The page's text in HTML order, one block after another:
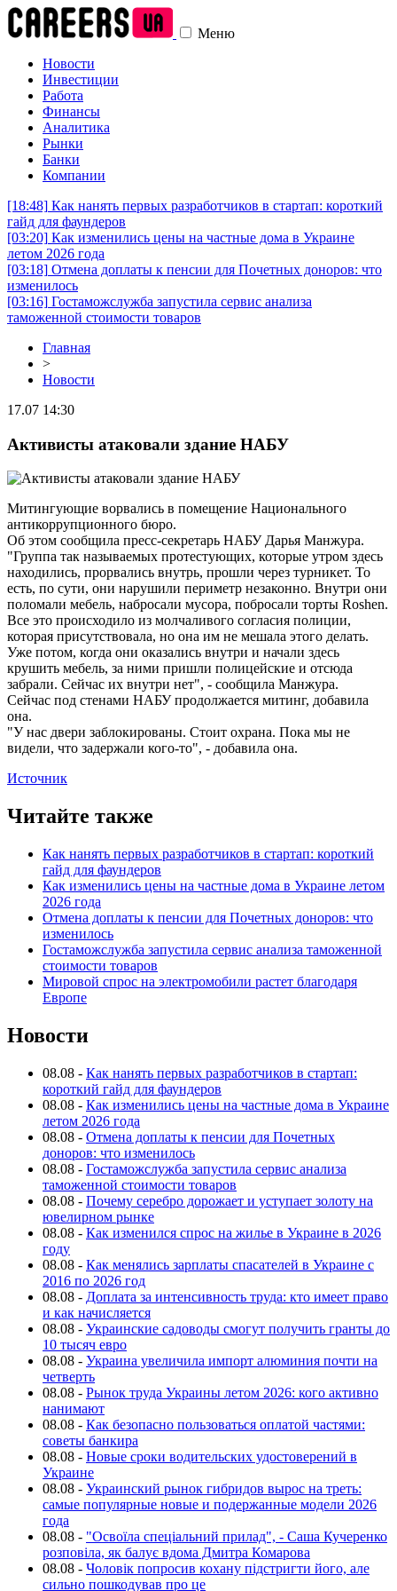
Меню
Новости
Инвестиции
Работа
Финансы
Аналитика
Рынки
Банки
Компании
[18:48] Как нанять первых разработчиков в стартап: короткий
гайд для фаундеров
[03:20] Как изменились цены на частные дома в Украине
летом 2026 года
[03:18] Отмена доплаты к пенсии для Почетных доноров: что
изменилось
[03:16] Гостаможслужба запустила сервис анализа
таможенной стоимости товаров
Главная
>
Новости
17.07 14:30
Активисты атаковали здание НАБУ
Митингующие ворвались в помещение Национального
антикоррупционного бюро.
Об этом сообщила пресс-секретарь НАБУ Дарья Манжура.
"Группа так называемых протестующих, которые утром здесь
находились, прорвались внутрь, прошли через турникет. То
есть, по сути, они нарушили периметр незаконно. Внутри они
поломали мебель, набросали мусора, побросали торты Roshen.
Все это происходило из молчаливого согласия полиции,
которая присутствовала, но она им не мешала этого делать.
Уже потом, когда они оказались внутри и начали здесь
крушить мебель, за ними пришли полицейские и отсюда
забрали. Сейчас их внутри нет", - сообщила Манжура.
Сейчас под стенами НАБУ продолжается митинг, добавила
она.
"У нас двери заблокированы. Стоит охрана. Пока мы не
видели, что задержали кого-то", - добавила она.
Источник
Читайте также
Как нанять первых разработчиков в стартап: короткий
гайд для фаундеров
Как изменились цены на частные дома в Украине летом
2026 года
Отмена доплаты к пенсии для Почетных доноров: что
изменилось
Гостаможслужба запустила сервис анализа таможенной
стоимости товаров
Мировой спрос на электромобили растет благодаря
Европе
Новости
08.08 - Как нанять первых разработчиков в стартап:
короткий гайд для фаундеров
08.08 - Как изменились цены на частные дома в Украине
летом 2026 года
08.08 - Отмена доплаты к пенсии для Почетных
доноров: что изменилось
08.08 - Гостаможслужба запустила сервис анализа
таможенной стоимости товаров
08.08 - Почему серебро дорожает и уступает золоту на
ювелирном рынке
08.08 - Как изменился спрос на жилье в Украине в 2026
году
08.08 - Как менялись зарплаты спасателей в Украине с
2016 по 2026 год
08.08 - Доплата за интенсивность труда: кто имеет право
и как начисляется
08.08 - Украинские садоводы смогут получить гранты до
10 тысяч евро
08.08 - Украина увеличила импорт алюминия почти на
четверть
08.08 - Рынок труда Украины летом 2026: кого активно
нанимают
08.08 - Как безопасно пользоваться оплатой частями:
советы банкира
08.08 - Новые сроки водительских удостоверений в
Украине
08.08 - Украинский рынок гибридов вырос на треть:
самые популярные новые и подержанные модели 2026
года
08.08 - "Освоїла спеціальний прилад", - Саша Кучеренко
розповіла, як балує вдома Дмитра Комарова
08.08 - Чоловік попросив кохану підстригти його, але
сильно пошкодував про це